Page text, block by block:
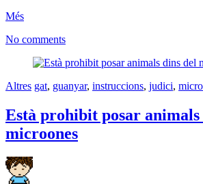
Més
No comments
Altres gat, guanyar, instruccions, judici,
Està prohibit posar animals
microones